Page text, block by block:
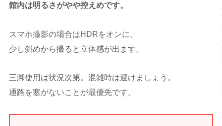
館内は明るさがやや控えめです。
スマホ撮影の場合はHDRをオンに。
少し斜めから撮ると立体感が出ます。
三脚使用は状況次第。混雑時は避けましょう。
通路を塞がないことが最優先です。